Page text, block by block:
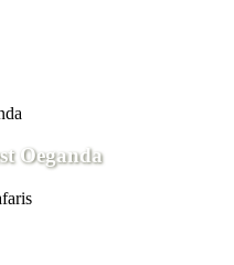
Oeganda